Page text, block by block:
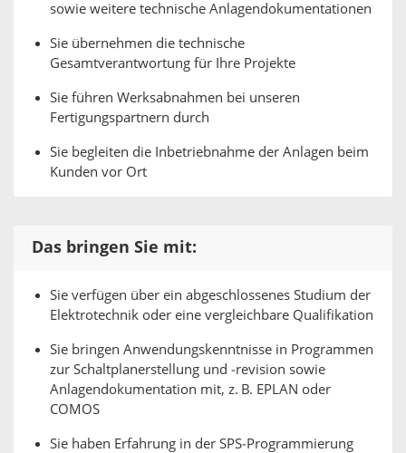
sowie weitere technische Anlagendokumentationen
Sie übernehmen die technische
Gesamtverantwortung für Ihre Projekte
Sie führen Werksabnahmen bei unseren
Fertigungspartnern durch
Sie begleiten die Inbetriebnahme der Anlagen beim
Kunden vor Ort
Das bringen Sie mit:
Sie verfügen über ein abgeschlossenes Studium der
Elektrotechnik oder eine vergleichbare Qualifikation
Sie bringen Anwendungskenntnisse in Programmen
zur Schaltplanerstellung und ‑revision sowie
Anlagendokumentation mit, z. B. EPLAN oder
COMOS
Sie haben Erfahrung in der SPS‑Programmierung